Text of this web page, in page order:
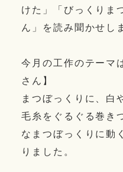
けた」「びっくりま
ん」を読み聞かせし
今月の工作のテーマ
さん】
まつぼっくりに、白
毛糸をぐるぐる巻き
なまつぼっくりに動
りました。